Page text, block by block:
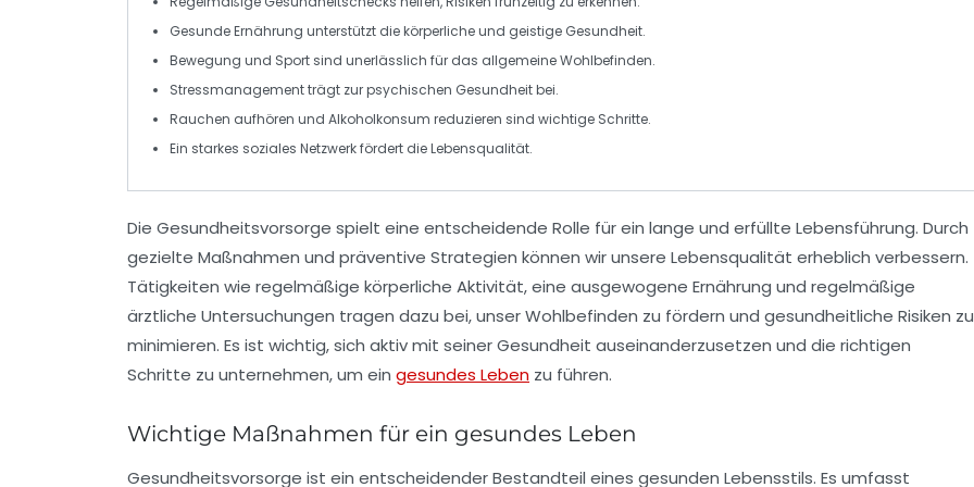
Gesunde Ernährung unterstützt die körperliche und geistige Gesundheit.
Bewegung und Sport sind unerlässlich für das allgemeine Wohlbefinden.
Stressmanagementträgt zur psychischen Gesundheit bei.
Rauchen aufhören und Alkoholkonsum reduzieren sind wichtige Schritte.
Ein starkes soziales Netzwerkfördert die Lebensqualität.
Die Gesundheitsvorsorge spielt eine entscheidende Rolle für ein lange und erfüllte Lebensführung. Durch
gezielte Maßnahmen und präventive Strategien können wir unsere Lebensqualität erheblich verbessern.
Tätigkeiten wie regelmäßige körperliche Aktivität, eine ausgewogene Ernährung und regelmäßige
ärztliche Untersuchungen tragen dazu bei, unser Wohlbefinden zu fördern und gesundheitliche Risiken zu
minimieren. Es ist wichtig, sich aktiv mit seiner Gesundheit auseinanderzusetzen und die richtigen
Schritte zu unternehmen, um ein gesundes Leben zu führen.
Wichtige Maßnahmen für ein gesundes Leben
Gesundheitsvorsorge ist ein entscheidender Bestandteil eines gesunden Lebensstils. Es umfasst